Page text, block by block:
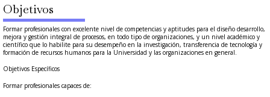
Objetivos
Formar profesionales con excelente nivel de competencias y aptitudes para el diseño desarrollo,
mejora y gestión integral de procesos, en todo tipo de organizaciones, y un nivel académico y
científico que lo habilite para su desempeño en la investigación, transferencia de tecnología y
formación de recursos humanos para la Universidad y las organizaciones en general.
Objetivos Específicos
Formar profesionales capaces de: